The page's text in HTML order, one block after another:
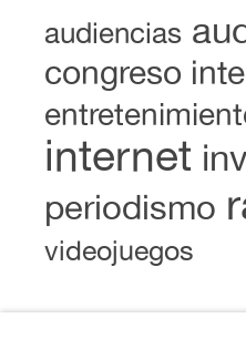
audiencias
congreso
internet
periodismo
videojuegos